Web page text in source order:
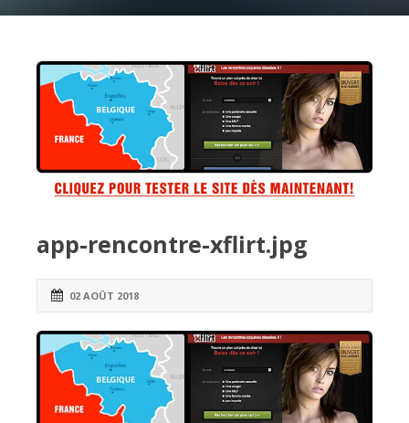
app-rencontre-xflirt.jpg
02 AOÛT 2018